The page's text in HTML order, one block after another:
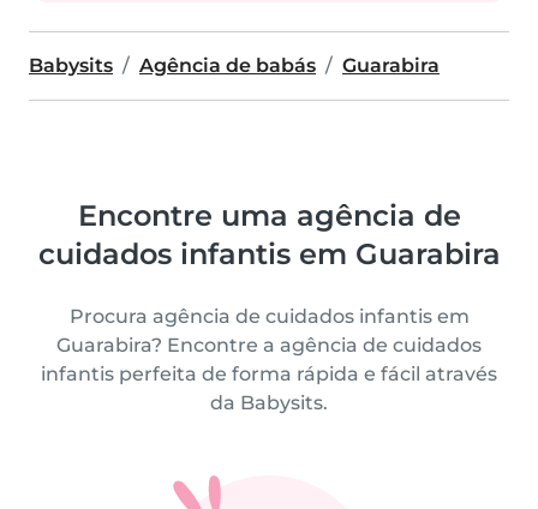
Babysits Agência de babás Guarabira
Encontre uma agência de
cuidados infantis em Guarabira
Procura agência de cuidados infantis em
Guarabira? Encontre a agência de cuidados
infantis perfeita de forma rápida e fácil através
da Babysits.